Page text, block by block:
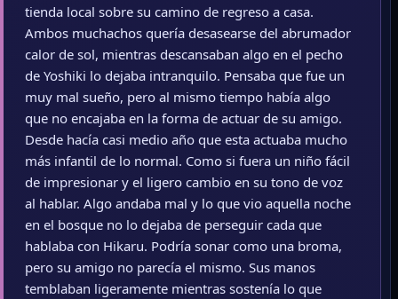
tienda local sobre su camino de regreso a casa.
Ambos muchachos quería desasearse del abrumador
calor de sol, mientras descansaban algo en el pecho
de Yoshiki lo dejaba intranquilo. Pensaba que fue un
muy mal sueño, pero al mismo tiempo había algo
que no encajaba en la forma de actuar de su amigo.
Desde hacía casi medio año que esta actuaba mucho
más infantil de lo normal. Como si fuera un niño fácil
de impresionar y el ligero cambio en su tono de voz
al hablar. Algo andaba mal y lo que vio aquella noche
en el bosque no lo dejaba de perseguir cada que
hablaba con Hikaru. Podría sonar como una broma,
pero su amigo no parecía el mismo. Sus manos
temblaban ligeramente mientras sostenía lo que